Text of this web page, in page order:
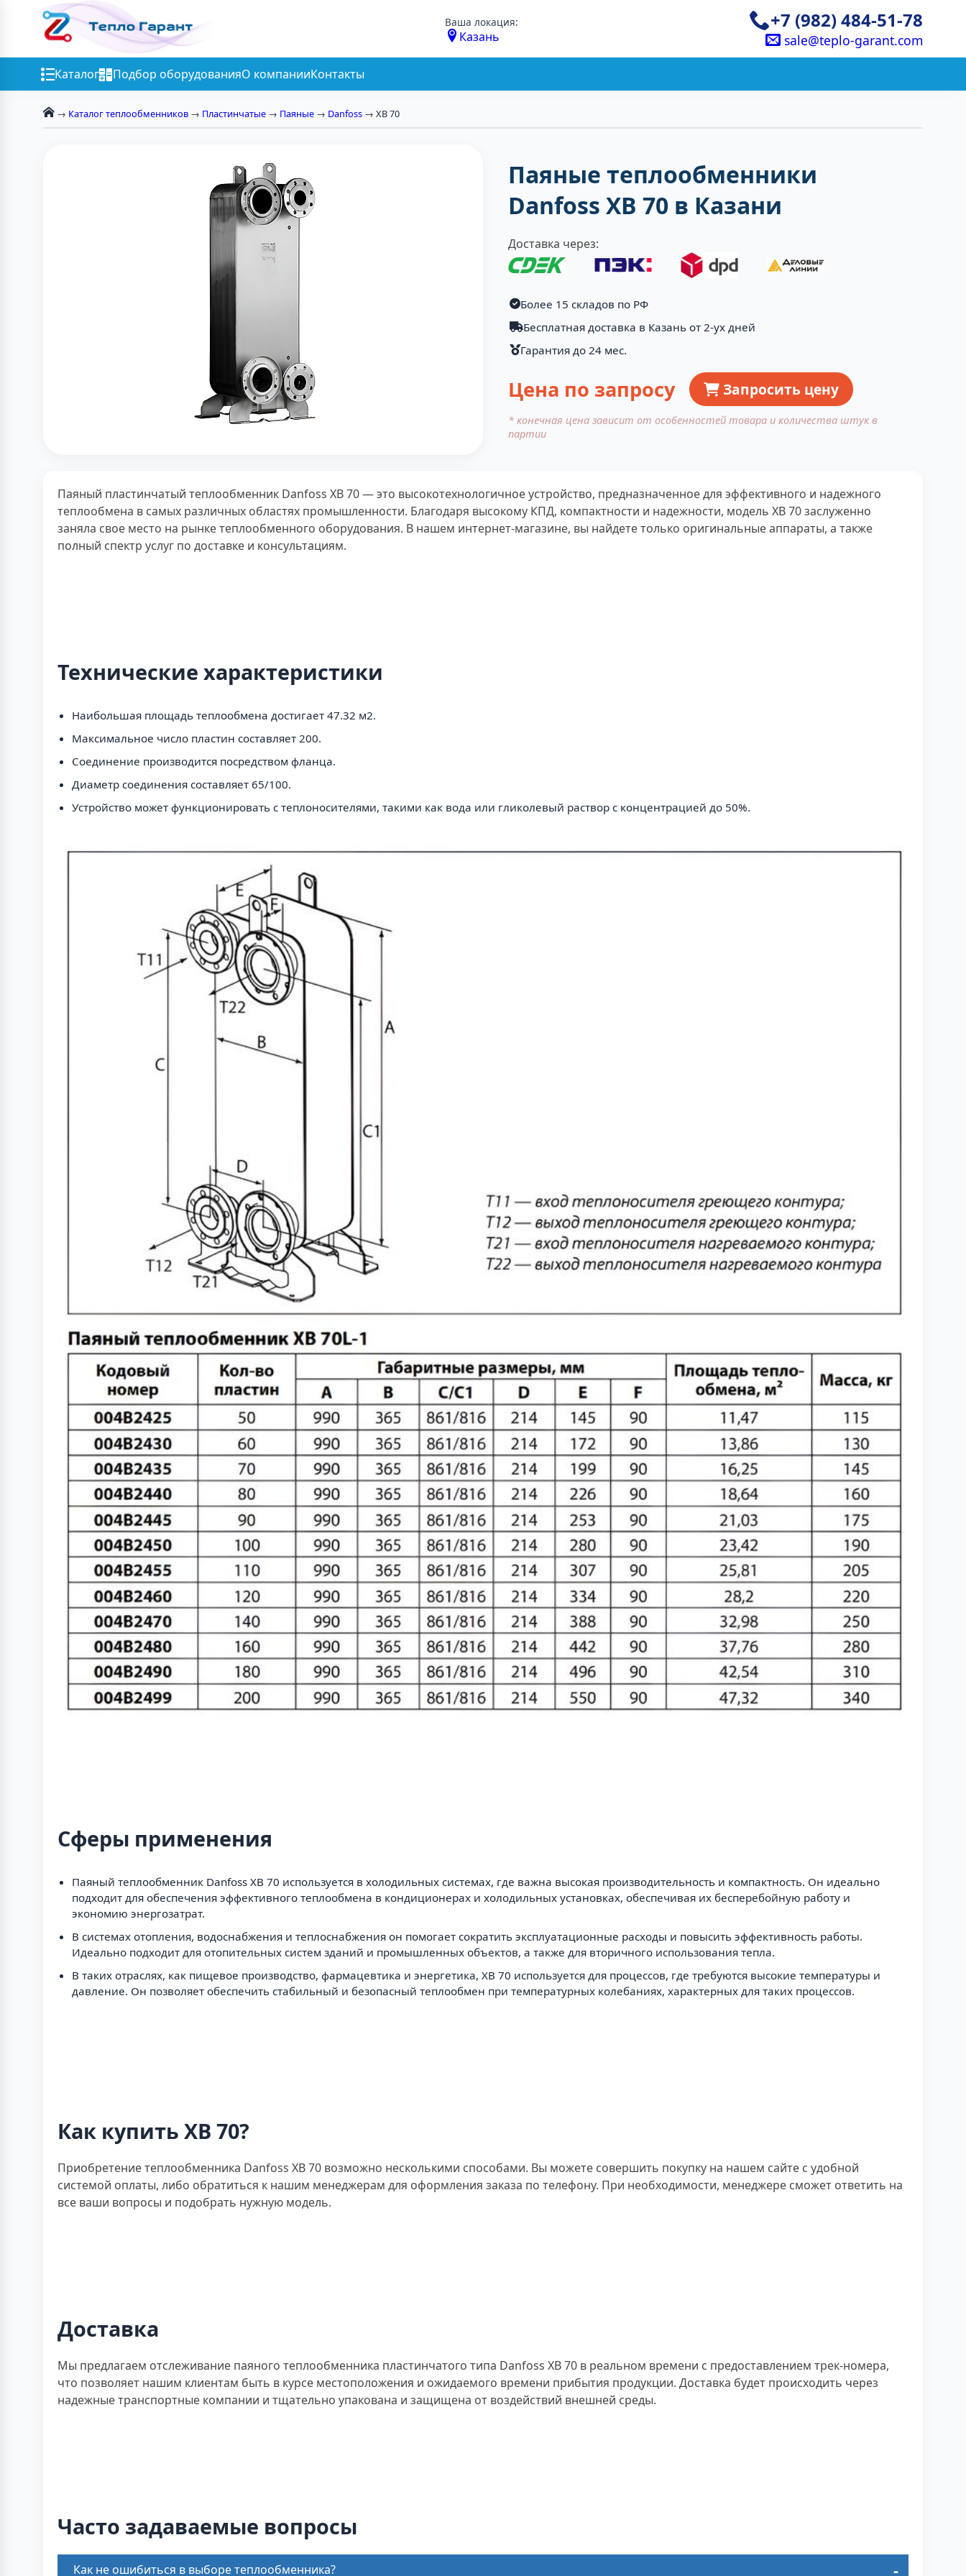
Ваша локация:
Казань
+7 (982) 484-51-78
sale@teplo-garant.com
Каталог Подбор оборудованияО компанииКонтакты
→ Каталог теплообменников → Пластинчатые → Паяные → Danfoss → XB 70
Паяные теплообменники
Danfoss XB 70 в Казани
Доставка через:
Более 15 складов по РФ
Бесплатная доставка в Казань от 2-ух дней
Гарантия до 24 мес.
Цена по запросу Запросить цену
* конечная цена зависит от особенностей товара и количества штук в
партии
Паяный пластинчатый теплообменник Danfoss XB 70 — это высокотехнологичное устройство, предназначенное для эффективного и надежного
теплообмена в самых различных областях промышленности. Благодаря высокому КПД, компактности и надежности, модель XB 70 заслуженно
заняла свое место на рынке теплообменного оборудования. В нашем интернет-магазине, вы найдете только оригинальные аппараты, а также
полный спектр услуг по доставке и консультациям.
Технические характеристики
Наибольшая площадь теплообмена достигает 47.32 м2.
Максимальное число пластин составляет 200.
Соединение производится посредством фланца.
Диаметр соединения составляет 65/100.
Устройство может функционировать с теплоносителями, такими как вода или гликолевый раствор с концентрацией до 50%.
Сферы применения
Паяный теплообменник Danfoss XB 70 используется в холодильных системах, где важна высокая производительность и компактность. Он идеально
подходит для обеспечения эффективного теплообмена в кондиционерах и холодильных установках, обеспечивая их бесперебойную работу и
экономию энергозатрат.
В системах отопления, водоснабжения и теплоснабжения он помогает сократить эксплуатационные расходы и повысить эффективность работы.
Идеально подходит для отопительных систем зданий и промышленных объектов, а также для вторичного использования тепла.
В таких отраслях, как пищевое производство, фармацевтика и энергетика, XB 70 используется для процессов, где требуются высокие температуры и
давление. Он позволяет обеспечить стабильный и безопасный теплообмен при температурных колебаниях, характерных для таких процессов.
Как купить XB 70?
Приобретение теплообменника Danfoss XB 70 возможно несколькими способами. Вы можете совершить покупку на нашем сайте с удобной
системой оплаты, либо обратиться к нашим менеджерам для оформления заказа по телефону. При необходимости, менеджере сможет ответить на
все ваши вопросы и подобрать нужную модель.
Доставка
Мы предлагаем отслеживание паяного теплообменника пластинчатого типа Danfoss XB 70 в реальном времени с предоставлением трек-номера,
что позволяет нашим клиентам быть в курсе местоположения и ожидаемого времени прибытия продукции. Доставка будет происходить через
надежные транспортные компании и тщательно упакована и защищена от воздействий внешней среды.
Часто задаваемые вопросы
Как не ошибиться в выборе теплообменника?